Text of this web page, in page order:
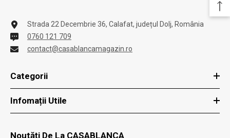
Strada 22 Decembrie 36, Calafat, județul Dolj, România
0760 121 709
contact@casablancamagazin.ro
Categorii
Infomații Utile
Noutăți De La CASABLANCA